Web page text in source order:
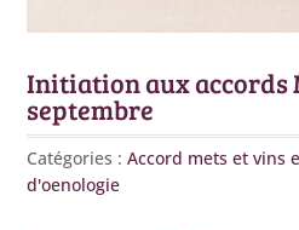
Initiation aux accords
septembre
Catégories :Accord mets et vins
d'oenologie